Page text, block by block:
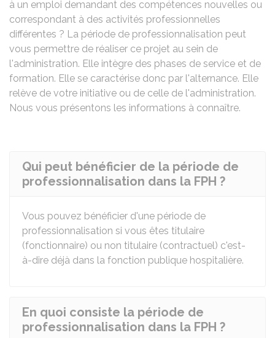
à un emploi demandant des compétences nouvelles ou
correspondant à des activités professionnelles
différentes ? La période de professionnalisation peut
vous permettre de réaliser ce projet au sein de
l'administration. Elle intègre des phases de service et de
formation. Elle se caractérise donc par l'alternance. Elle
relève de votre initiative ou de celle de l'administration.
Nous vous présentons les informations à connaître.
Qui peut bénéficier de la période de
professionnalisation dans la FPH ?
Vous pouvez bénéficier d'une période de
professionnalisation si vous êtes titulaire
(fonctionnaire) ou non titulaire (contractuel) c'est-
à-dire déjà dans la fonction publique hospitalière.
En quoi consiste la période de
professionnalisation dans la FPH ?